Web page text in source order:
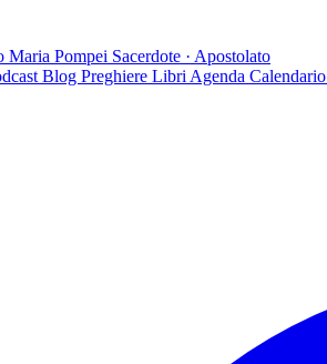
Maria Pompei Sacerdote · Apostolato
Blog Preghiere Libri Agenda Calendario